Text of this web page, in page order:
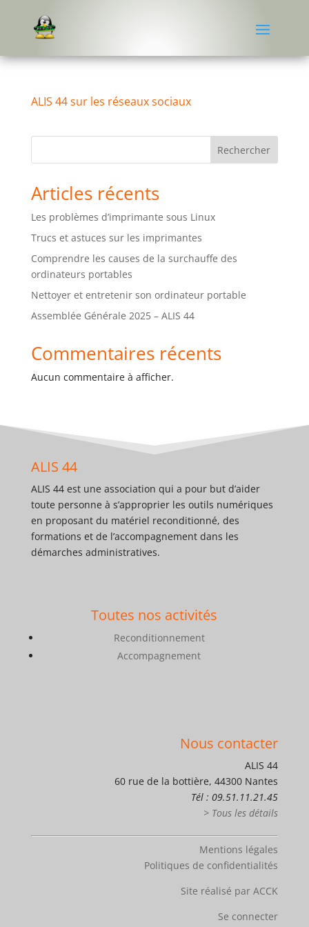
ALIS 44 sur les réseaux sociaux
Rechercher
Articles récents
Les problèmes d’imprimante sous Linux
Trucs et astuces sur les imprimantes
Comprendre les causes de la surchauffe des
ordinateurs portables
Nettoyer et entretenir son ordinateur portable
Assemblée Générale 2025 – ALIS 44
Commentaires récents
Aucun commentaire à afficher.
ALIS 44
ALIS 44 est une association qui a pour but d’aider
toute personne à s’approprier les outils numériques
en proposant du matériel reconditionné, des
formations et de l’accompagnement dans les
démarches administratives.
Toutes nos activités
Reconditionnement
Accompagnement
Nous contacter
ALIS 44
60 rue de la bottière, 44300 Nantes
Tél : 09.51.11.21.45
> Tous les détails
Mentions légales
Politiques de confidentialités
Site réalisé par ACCK
Se connecter